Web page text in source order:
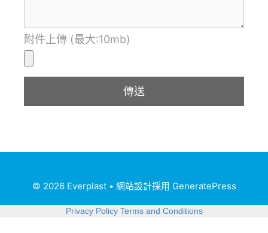
附件上傳 (最大:10mb)
© 2026 Everplast• 網站設計採用 GeneratePress
Privacy Policy Terms and Conditions